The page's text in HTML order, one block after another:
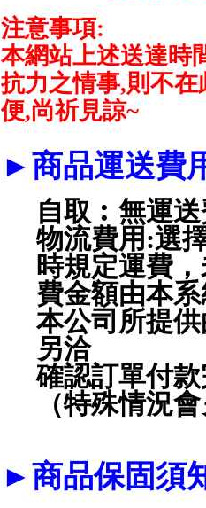
注意事項:
本網站上述送達時
抗力之情事,則不在
便,尚祈見諒~
►商品運送費
自取︰無運
物流費用 :選
時規定運費
費金額由本
本公司所提
另洽
確認訂單付
（特殊情況
►商品保固須